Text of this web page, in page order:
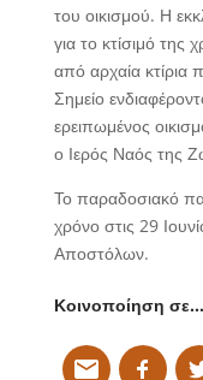
του οικισμού. Η
για το κτίσιμό της
από αρχαία κτίρια
Σημείο
ερειπωμένος
ο Ιερός Ναός της
Το παραδοσιακό
χρόνο στις 29
Αποστόλων.
Κοινοποίηση σε…